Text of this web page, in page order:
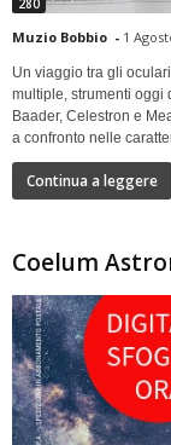
280
Muzio Bobbio - 1
Un viaggio tra gli
multiple, strumenti oggi
Baader, Celestron e
a confronto nelle
Continua a leggere
Coelum